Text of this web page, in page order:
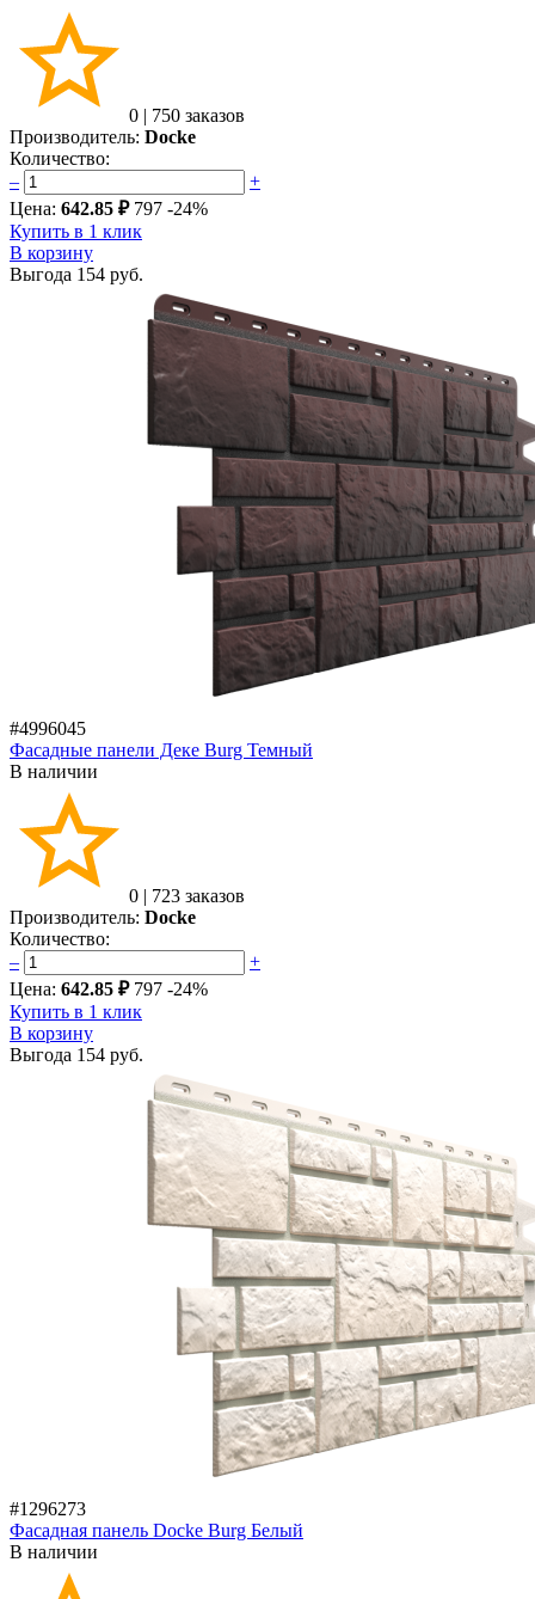
0 | 750 заказов
Производитель: Docke
Количество:
–
+
Цена: 642.85 ₽ 797 -24%
Купить в 1 клик
В корзину
Выгода 154 руб.
#4996045
Фасадные панели Деке Burg Темный
В наличии
0 | 723 заказов
Производитель: Docke
Количество:
–
+
Цена: 642.85 ₽ 797 -24%
Купить в 1 клик
В корзину
Выгода 154 руб.
#1296273
Фасадная панель Docke Burg Белый
В наличии